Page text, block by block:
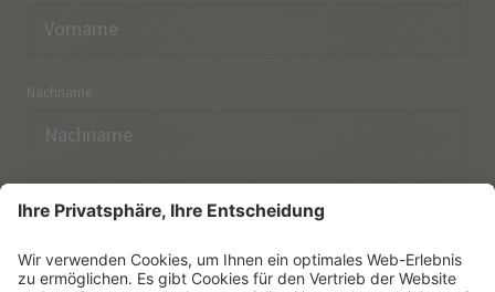
Nachname
E-Mail